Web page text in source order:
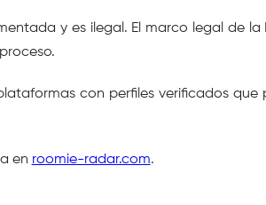
y es ilegal. El marco legal de
con perfiles verificados
en roomie-radar.com.